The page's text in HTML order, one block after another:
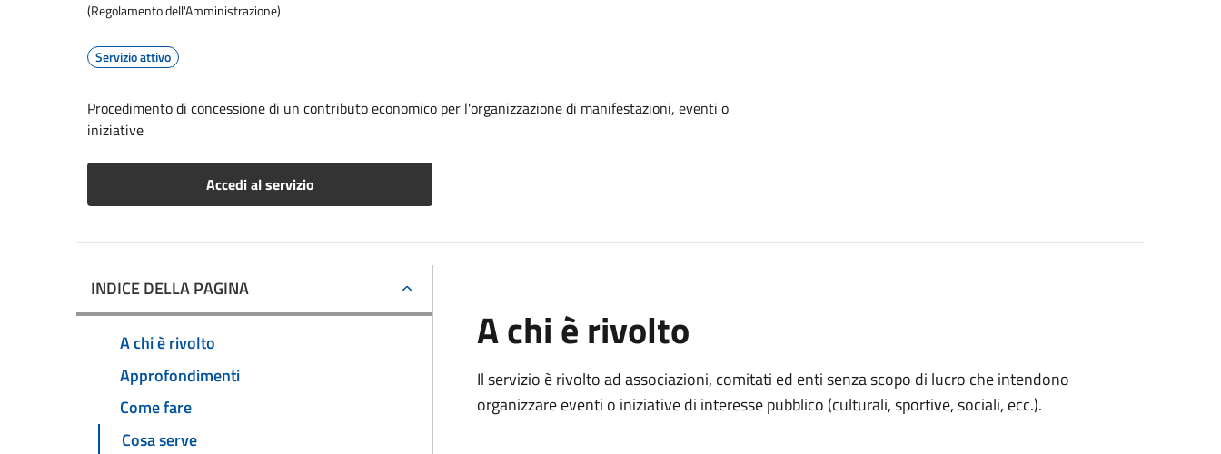
(Regolamento dell'Amministrazione)
Servizio attivo
Procedimento di concessione di un contributo economico per l'organizzazione di manifestazioni, eventi o
iniziative
Accedi al servizio
INDICE DELLA PAGINA
A chi è rivolto
Approfondimenti
Come fare
Cosa serve
A chi è rivolto
Il servizio è rivolto ad associazioni, comitati ed enti senza scopo di lucro che intendono
organizzare eventi o iniziative di interesse pubblico (culturali, sportive, sociali, ecc.).